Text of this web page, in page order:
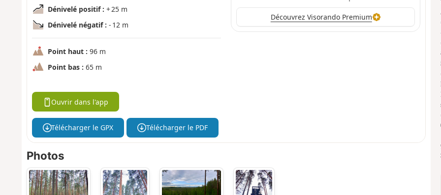
Dénivelé positif : + 25 m
Dénivelé négatif : - 12 m
Point haut : 96 m
Point bas : 65 m
Découvrez Visorando Premium
Ouvrir dans l'app
Télécharger le GPX Télécharger le PDF
Photos